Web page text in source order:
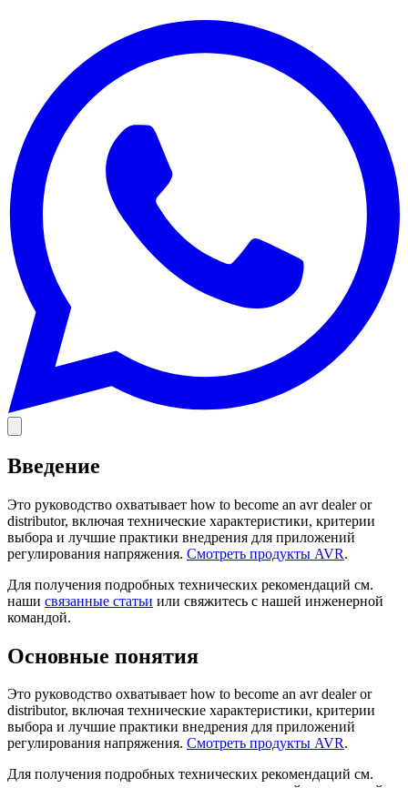
Введение
Это руководство охватывает how to become an avr dealer or
distributor, включая технические характеристики, критерии
выбора и лучшие практики внедрения для приложений
регулирования напряжения. Смотреть продукты AVR.
Для получения подробных технических рекомендаций см.
наши связанные статьи или свяжитесь с нашей инженерной
командой.
Основные понятия
Это руководство охватывает how to become an avr dealer or
distributor, включая технические характеристики, критерии
выбора и лучшие практики внедрения для приложений
регулирования напряжения. Смотреть продукты AVR.
Для получения подробных технических рекомендаций см.